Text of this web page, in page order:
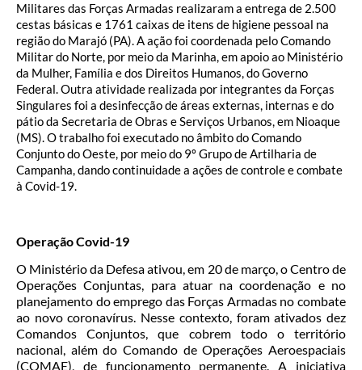
Militares das Forças Armadas realizaram a entrega de 2.500
cestas básicas e 1761 caixas de itens de higiene pessoal na
região do Marajó (PA). A ação foi coordenada pelo Comando
Militar do Norte, por meio da Marinha, em apoio ao Ministério
da Mulher, Família e dos Direitos Humanos, do Governo
Federal. Outra atividade realizada por integrantes da Forças
Singulares foi a desinfecção de áreas externas, internas e do
pátio da Secretaria de Obras e Serviços Urbanos, em Nioaque
(MS). O trabalho foi executado no âmbito do Comando
Conjunto do Oeste, por meio do 9º Grupo de Artilharia de
Campanha, dando continuidade a ações de controle e combate
à Covid-19.
Operação Covid-19
O Ministério da Defesa ativou, em 20 de março, o Centro de
Operações Conjuntas, para atuar na coordenação e no
planejamento do emprego das Forças Armadas no combate
ao novo coronavírus. Nesse contexto, foram ativados dez
Comandos Conjuntos, que cobrem todo o território
nacional, além do Comando de Operações Aeroespaciais
(COMAE), de funcionamento permanente. A iniciativa